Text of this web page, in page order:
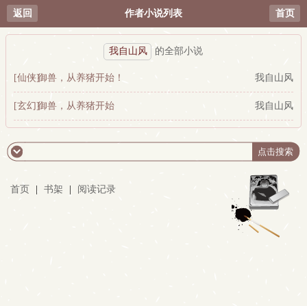
返回 作者小说列表 首页
我自山风 的全部小说
[仙侠]御兽，从养猪开始！ 我自山风
[玄幻]御兽，从养猪开始 我自山风
首页 书架 阅读记录